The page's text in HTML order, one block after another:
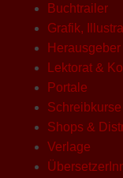
Buchtrailer
Grafik,
Herausgeber
Lektorat &
Portale
Schreibkurse
Shops &
Verlage